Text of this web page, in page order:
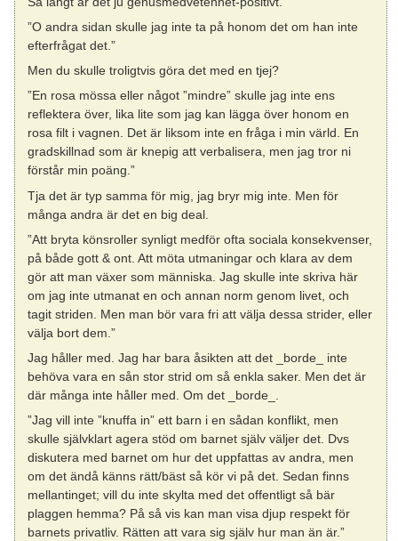
”O andra sidan skulle jag inte ta på honom det om han inte
efterfrågat det.”
Men du skulle troligtvis göra det med en tjej?
”En rosa mössa eller något ”mindre” skulle jag inte ens
reflektera över, lika lite som jag kan lägga över honom en
rosa filt i vagnen. Det är liksom inte en fråga i min värld. En
gradskillnad som är knepig att verbalisera, men jag tror ni
förstår min poäng.”
Tja det är typ samma för mig, jag bryr mig inte. Men för
många andra är det en big deal.
”Att bryta könsroller synligt medför ofta sociala konsekvenser,
på både gott & ont. Att möta utmaningar och klara av dem
gör att man växer som människa. Jag skulle inte skriva här
om jag inte utmanat en och annan norm genom livet, och
tagit striden. Men man bör vara fri att välja dessa strider, eller
välja bort dem.”
Jag håller med. Jag har bara åsikten att det _borde_ inte
behöva vara en sån stor strid om så enkla saker. Men det är
där många inte håller med. Om det _borde_.
”Jag vill inte ”knuffa in” ett barn i en sådan konflikt, men
skulle självklart agera stöd om barnet själv väljer det. Dvs
diskutera med barnet om hur det uppfattas av andra, men
om det ändå känns rätt/bäst så kör vi på det. Sedan finns
mellantinget; vill du inte skylta med det offentligt så bär
plaggen hemma? På så vis kan man visa djup respekt för
barnets privatliv. Rätten att vara sig själv hur man än är.”